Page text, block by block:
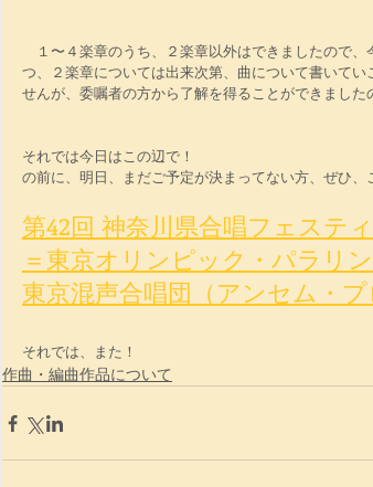
１〜４楽章のうち、２楽章以外はできましたので
つ、２楽章については出来次第、曲について書いて
せんが、委嘱者の方から了解を得ることができました
それでは今日はこの辺で！
の前に、明日、まだご予定が決まってない方、ぜひ、
第42回 神奈川県合唱フェステ
＝東京オリンピック・パラリ
東京混声合唱団（アンセム・
それでは、また！
作曲・編曲作品について